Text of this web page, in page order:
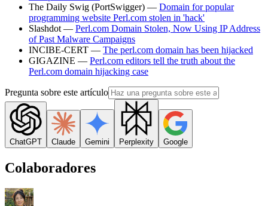
The Daily Swig (PortSwigger) — Domain for popular
programming website Perl.com stolen in 'hack'
Slashdot — Perl.com Domain Stolen, Now Using IP Address
of Past Malware Campaigns
INCIBE-CERT — The perl.com domain has been hijacked
GIGAZINE — Perl.com editors tell the truth about the
Perl.com domain hijacking case
Pregunta sobre este artículo
ChatGPT Claude Gemini Perplexity Google
Colaboradores